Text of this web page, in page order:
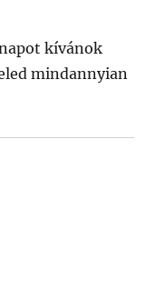
kívánok
mindannyian